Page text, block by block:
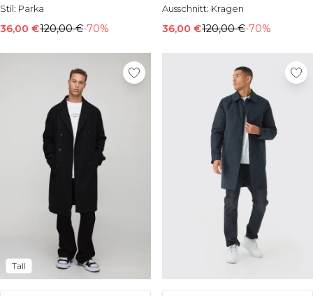
Stil: Parka
36,00 €120,00 €-70%
Ausschnitt: Kragen
36,00 €120,00 €-70%
Tall